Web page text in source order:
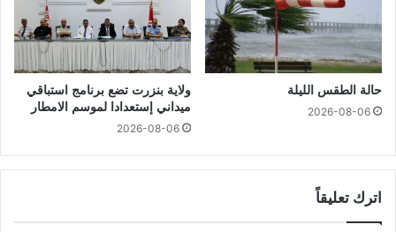
حالة الطقس الليلة
2026-08-06
ولاية بنزرت تضع برنامج استباقي
ميداني إستعدادا لموسم الامطار
2026-08-06
اترك تعليقاً